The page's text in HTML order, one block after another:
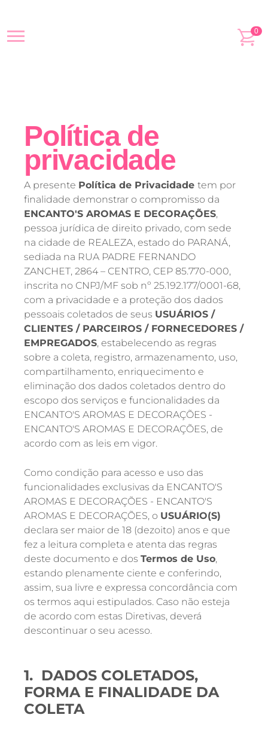
0
Política de
privacidade
A presente Política de Privacidade tem por
finalidade demonstrar o compromisso da
ENCANTO'S AROMAS E DECORAÇÕES,
pessoa jurídica de direito privado, com sede
na cidade de REALEZA, estado do PARANÁ,
sediada na RUA PADRE FERNANDO
ZANCHET, 2864 – CENTRO, CEP 85.770-000,
inscrita no CNPJ/MF sob nº 25.192.177/0001-68,
com a privacidade e a proteção dos dados
pessoais coletados de seus USUÁRIOS /
CLIENTES / PARCEIROS / FORNECEDORES /
EMPREGADOS, estabelecendo as regras
sobre a coleta, registro, armazenamento, uso,
compartilhamento, enriquecimento e
eliminação dos dados coletados dentro do
escopo dos serviços e funcionalidades da
ENCANTO'S AROMAS E DECORAÇÕES -
ENCANTO'S AROMAS E DECORAÇÕES, de
acordo com as leis em vigor.
Como condição para acesso e uso das
funcionalidades exclusivas da ENCANTO'S
AROMAS E DECORAÇÕES - ENCANTO'S
AROMAS E DECORAÇÕES, o USUÁRIO(S)
declara ser maior de 18 (dezoito) anos e que
fez a leitura completa e atenta das regras
deste documento e dos Termos de Uso,
estando plenamente ciente e conferindo,
assim, sua livre e expressa concordância com
os termos aqui estipulados. Caso não esteja
de acordo com estas Diretivas, deverá
descontinuar o seu acesso.
1. DADOS COLETADOS,
FORMA E FINALIDADE DA
COLETA